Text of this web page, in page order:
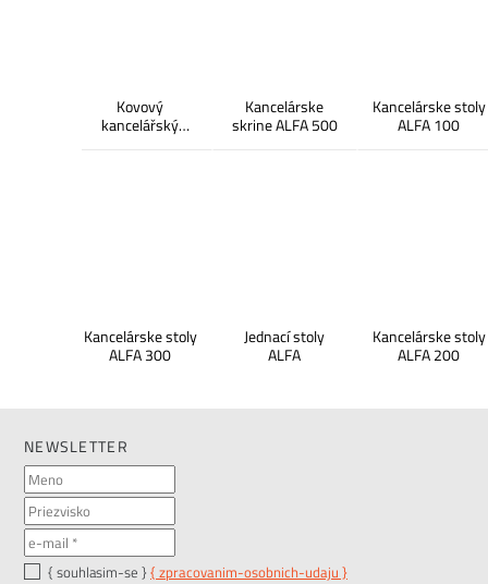
Kovový
kancelářský
Kancelárske
skrine ALFA 500
Kancelárske stoly
ALFA 100
Kancelárske stoly
ALFA 300
Jednací stoly
ALFA
Kancelárske stoly
ALFA 200
NEWSLETTER
{ souhlasim-se } { zpracovanim-osobnich-udaju }